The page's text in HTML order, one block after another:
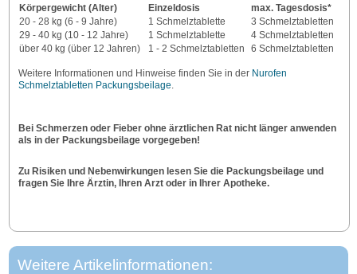
Körpergewicht (Alter) Einzeldosis
max. Tagesdosis*
20 - 28 kg (6 - 9 Jahre)
1 Schmelztablette
3 Schmelztabletten
29 - 40 kg (10 - 12 Jahre)
1 Schmelztablette
4 Schmelztabletten
über 40 kg (über 12 Jahren)
1 - 2 Schmelztabletten 6 Schmelztabletten
Weitere Informationen und Hinweise finden Sie in der Nurofen
Schmelztabletten Packungsbeilage
Bei Schmerzen oder Fieber ohne ärztlichen Rat nicht länger anwenden
als in der Packungsbeilage vorgegeben!
Zu Risiken und Nebenwirkungen lesen Sie die Packungsbeilage und
fragen Sie Ihre Ärztin, Ihren Arzt oder in Ihrer Apotheke.
Weitere Artikelinformationen: